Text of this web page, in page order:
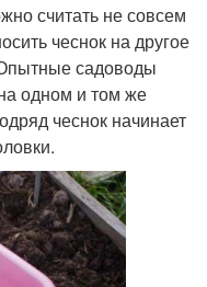
считать не совсем
чеснок на другое
садоводы
одном и том же
чеснок начинает